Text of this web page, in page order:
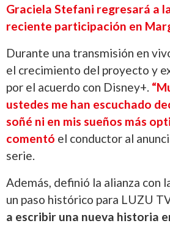
Graciela Stefani regresará a
reciente participación en
Durante una transmisión en
el crecimiento del proyecto y
por el acuerdo con Disney+.
ustedes me han escuchado
soñé ni en mis sueños más
comentó el conductor al
serie.
Además, definió la alianza con
un paso histórico para LUZU
a escribir una nueva historia